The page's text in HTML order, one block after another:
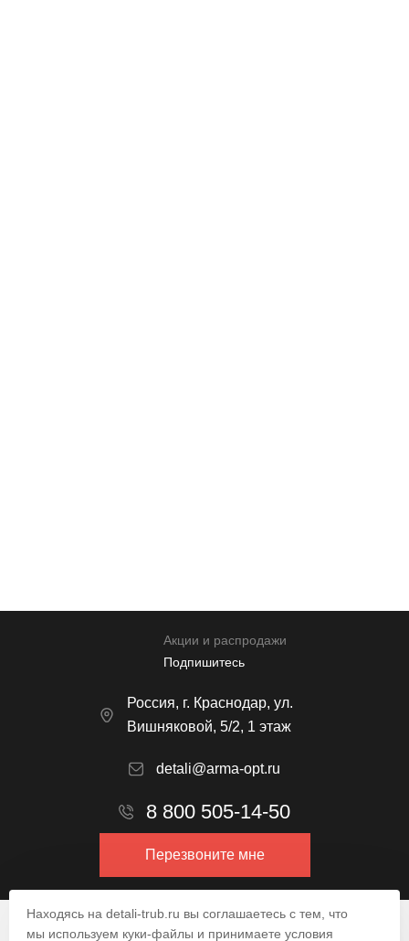
Акции и распродажи
Подпишитесь
Россия, г. Краснодар, ул.
Вишняковой, 5/2, 1 этаж
detali@arma-opt.ru
8 800 505-14-50
Перезвоните мне
Находясь на detali-trub.ru вы соглашаетесь с тем, что
мы используем куки-файлы и принимаете условия